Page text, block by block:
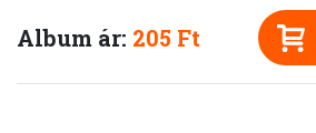
Album ár: 205 Ft